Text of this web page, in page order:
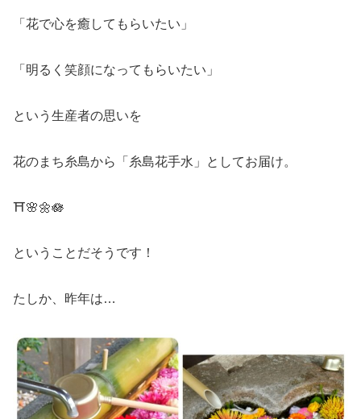
「花で心を癒してもらいたい」
「明るく笑顔になってもらいたい」
という生産者の思いを
花のまち糸島から「糸島花手水」としてお届け。
⛩️🌸🌼🪷
ということだそうです！
たしか、昨年は…